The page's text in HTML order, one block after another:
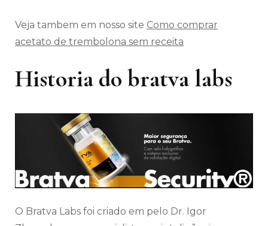
Veja tambem em nosso site Como comprar
acetato de trembolona sem receita
Historia do bratva labs
O Bratva Labs foi criado em pelo Dr. Igor